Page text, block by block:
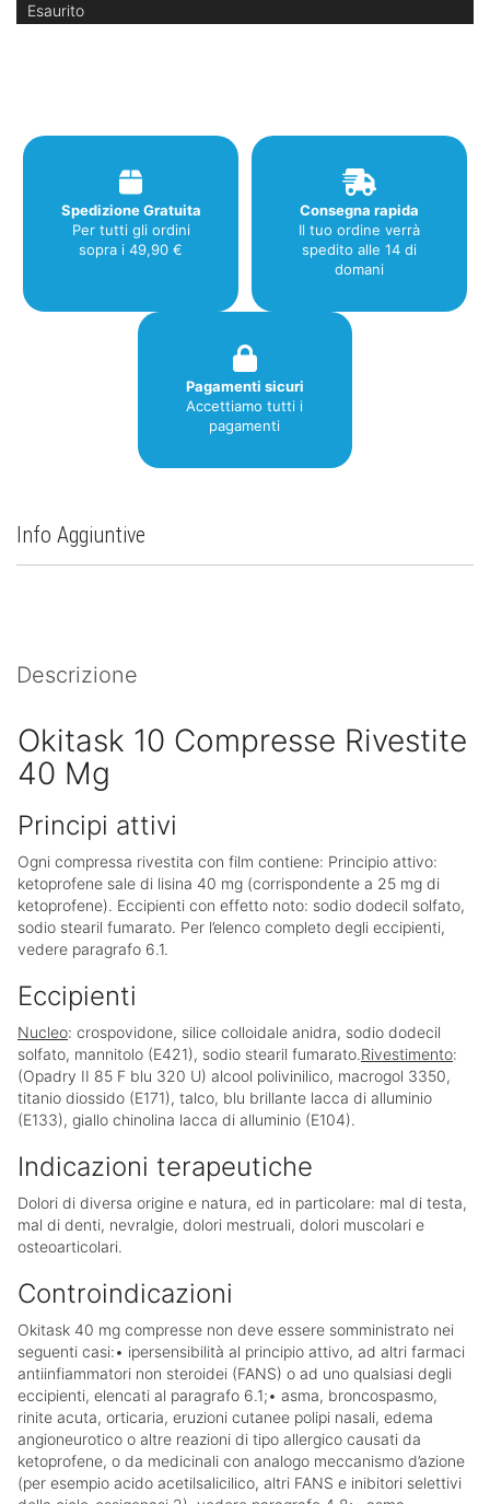
Esaurito
Spedizione Gratuita
Per tutti gli ordini
sopra i 49,90 €
Consegna rapida
Il tuo ordine verrà
spedito alle 14 di
domani
Pagamenti sicuri
Accettiamo tutti i
pagamenti
Info Aggiuntive
Descrizione
Okitask 10 Compresse Rivestite
40 Mg
Principi attivi
Ogni compressa rivestita con film contiene: Principio attivo:
ketoprofene sale di lisina 40 mg (corrispondente a 25 mg di
ketoprofene). Eccipienti con effetto noto: sodio dodecil solfato,
sodio stearil fumarato. Per l’elenco completo degli eccipienti,
vedere paragrafo 6.1.
Eccipienti
Nucleo: crospovidone, silice colloidale anidra, sodio dodecil
solfato, mannitolo (E421), sodio stearil fumarato.Rivestimento:
(Opadry II 85 F blu 320 U) alcool polivinilico, macrogol 3350,
titanio diossido (E171), talco, blu brillante lacca di alluminio
(E133), giallo chinolina lacca di alluminio (E104).
Indicazioni terapeutiche
Dolori di diversa origine e natura, ed in particolare: mal di testa,
mal di denti, nevralgie, dolori mestruali, dolori muscolari e
osteoarticolari.
Controindicazioni
Okitask 40 mg compresse non deve essere somministrato nei
seguenti casi:• ipersensibilità al principio attivo, ad altri farmaci
antiinfiammatori non steroidei (FANS) o ad uno qualsiasi degli
eccipienti, elencati al paragrafo 6.1;• asma, broncospasmo,
rinite acuta, orticaria, eruzioni cutanee polipi nasali, edema
angioneurotico o altre reazioni di tipo allergico causati da
ketoprofene, o da medicinali con analogo meccanismo d’azione
(per esempio acido acetilsalicilico, altri FANS e inibitori selettivi